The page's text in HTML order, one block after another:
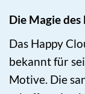
Die Magie des
Das Happy
bekannt für
Motive. Die